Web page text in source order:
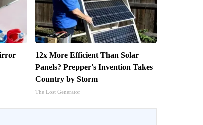
12x More Efficient Than Solar
Panels? Prepper's Invention Takes
Country by Storm
The Lost Generator